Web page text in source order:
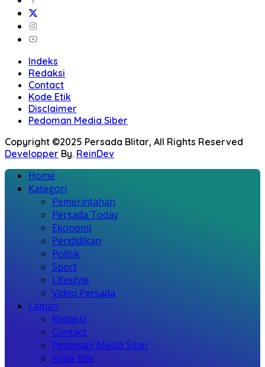
Indeks
Redaksi
Contact
Kode Etik
Disclaimer
Pedoman Media Siber
Copyright ©2025 Persada Blitar, All Rights Reserved
Developper By. ReinDev
Home
Kategori
Pemerintahan
Persada Today
Ekonomi
Pendidikan
Politik
Sport
Lifestyle
Video Persada
Laman
Redaksi
Contact
Pedoman Media Siber
Kode Etik